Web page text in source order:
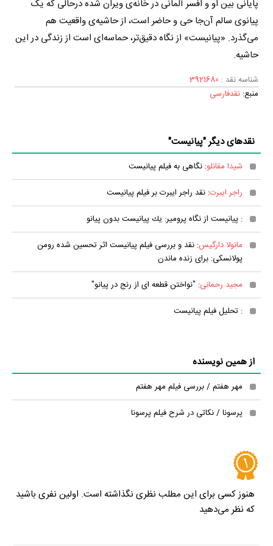
پایانی بین او و افسر آلمانی در خانه‌ی ویران شده درحالی که یک
پیانوی سالم آن‌جا حی و حاضر است، از حاشیه‌ی واقعیت هم
می‌گذرد. «پیانیست» از نگاه دقیق‌تر، حماسه‌ای است از زندگی در این
حاشیه.
شناسه نقد : 3921680
منبع:نقدفارسی
نقدهای دیگر "پیانیست"
شیدا مقانلو: نگاهی به فیلم پیانیست
راجر ایبرت: نقد راجر ایبرت بر فیلم پیانیست
: پیانیست از نگاه پرومیر: یك پیانیست بدون پیانو
مانولا دارگیس: نقد و بررسی فیلم پیانیست اثر تحسین شده رومن
پولانسکی: برای زنده ماندن
مجید رحمانی: "نواختن قطعه ای از رنج در پیانو"
: تحلیل فیلم پیانیست
از همین نویسنده
مهر هفتم / بررسی فیلم مهر هفتم
پرسونا / نکاتی در شرح فیلم پرسونا
هنوز کسی برای این مطلب نظری نگذاشته است. اولین نفری باشید
که نظر می‌دهید